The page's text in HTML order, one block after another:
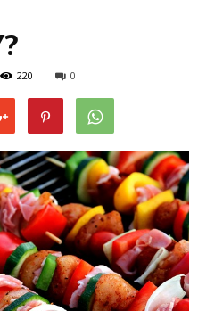
220 0